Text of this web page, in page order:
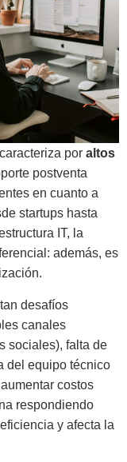
por altos
postventa
en cuanto a
startups hasta
IT, la
además, es
desafíos
canales
sociales), falta de
del equipo técnico
costos
respondiendo
y afecta la